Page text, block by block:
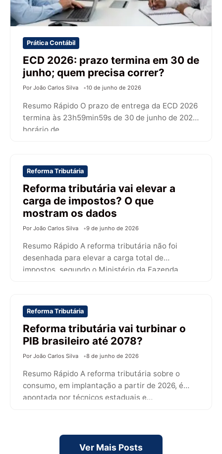
Prática Contábil
ECD 2026: prazo termina em 30 de
junho; quem precisa correr?
Por João Carlos Silva 10 de junho de 2026
Resumo Rápido O prazo de entrega da ECD 2026
termina às 23h59min59s de 30 de junho de 2026,
horário de…
Reforma Tributária
Reforma tributária vai elevar a
carga de impostos? O que
mostram os dados
Por João Carlos Silva 9 de junho de 2026
Resumo Rápido A reforma tributária não foi
desenhada para elevar a carga total de
impostos, segundo o Ministério da Fazenda,…
Reforma Tributária
Reforma tributária vai turbinar o
PIB brasileiro até 2078?
Por João Carlos Silva 8 de junho de 2026
Resumo Rápido A reforma tributária sobre o
consumo, em implantação a partir de 2026, é
apontada por técnicos estaduais e…
Ver Mais Posts